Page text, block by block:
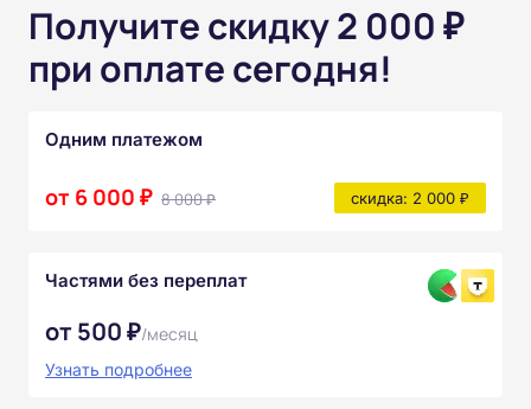
Получите скидку 2 000 ₽
при оплате сегодня!
Одним платежом
от 6 000 ₽ 8 000 ₽ скидка: 2 000 ₽
Частями без переплат
от 500 ₽/месяц
Узнать подробнее